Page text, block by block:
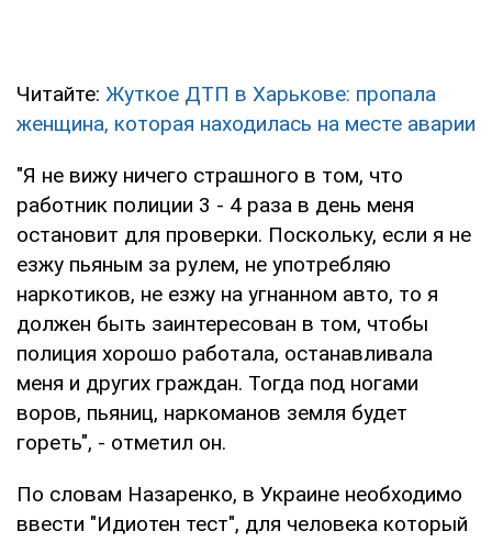
Читайте: Жуткое ДТП в Харькове: пропала
женщина, которая находилась на месте аварии
"Я не вижу ничего страшного в том, что
работник полиции 3 - 4 раза в день меня
остановит для проверки. Поскольку, если я не
езжу пьяным за рулем, не употребляю
наркотиков, не езжу на угнанном авто, то я
должен быть заинтересован в том, чтобы
полиция хорошо работала, останавливала
меня и других граждан. Тогда под ногами
воров, пьяниц, наркоманов земля будет
гореть", - отметил он.
По словам Назаренко, в Украине необходимо
ввести "Идиотен тест", для человека который